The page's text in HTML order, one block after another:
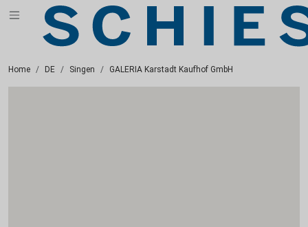
Home DE Singen GALERIA Karstadt Kaufhof GmbH